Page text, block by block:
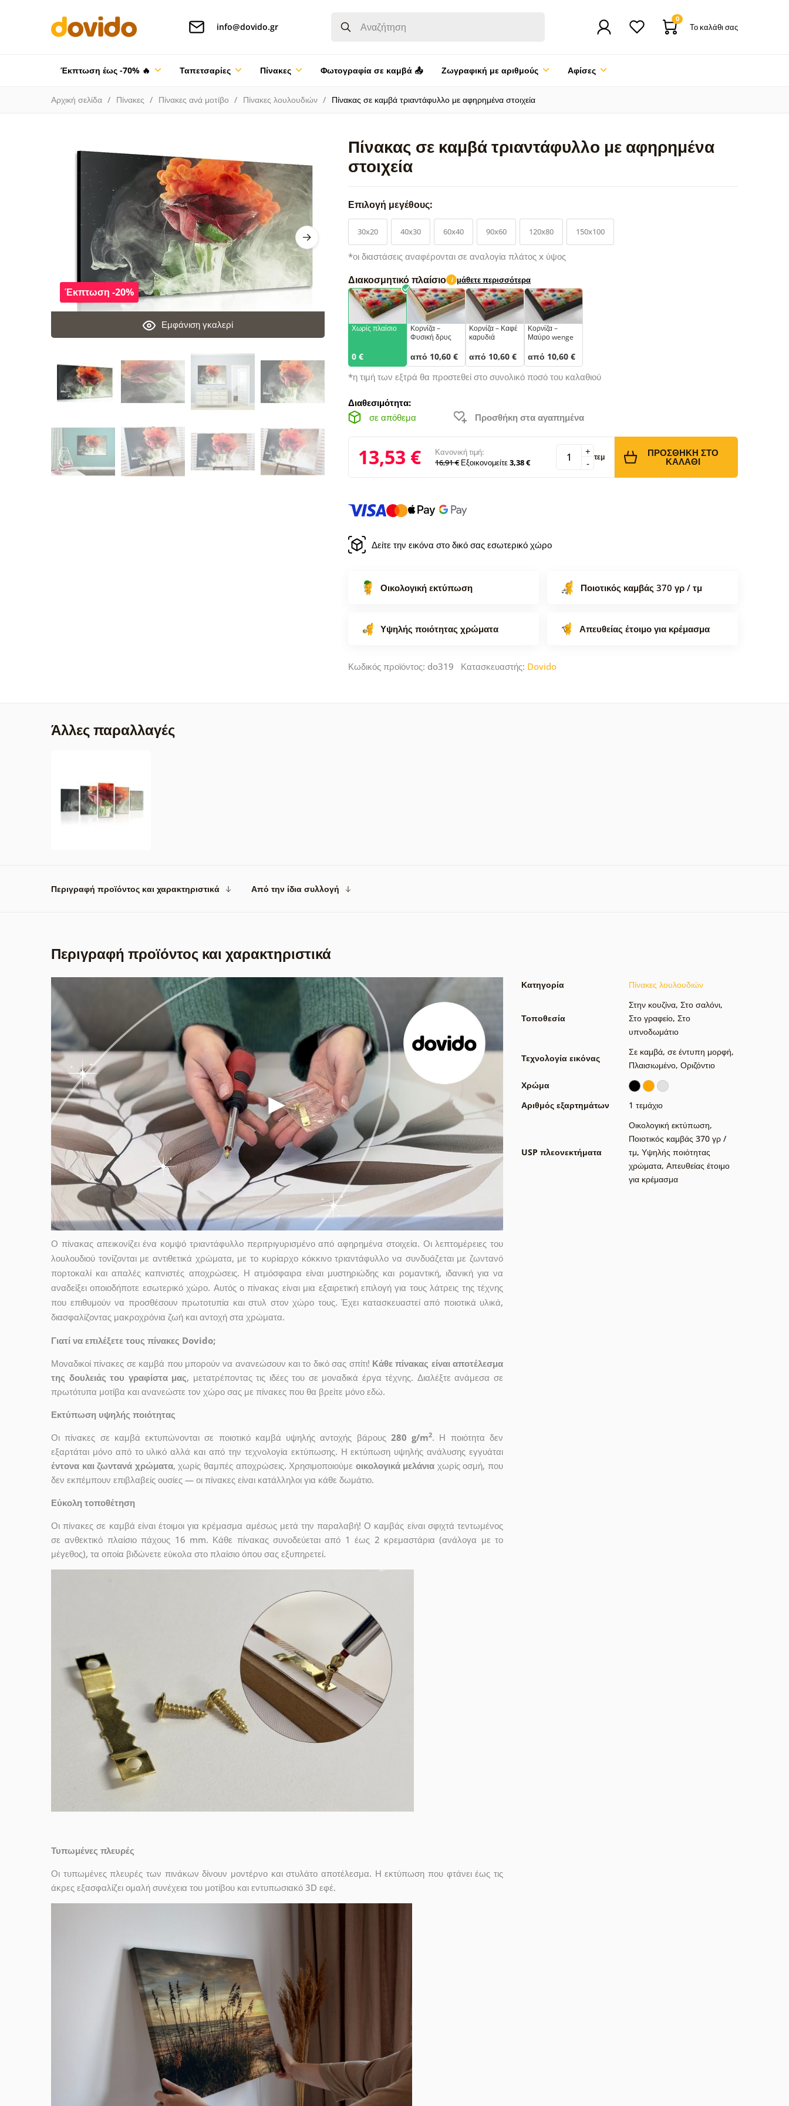
info@dovido.gr
0
Το καλάθι σας
Έκπτωση έως -70% 🔥 Ταπετσαρίες Πίνακες Φωτογραφία σε καμβά 📤 Ζωγραφική με αριθμούς Αφίσες
Αρχική σελίδα Πίνακες Πίνακες ανά μοτίβο Πίνακες λουλουδιών Πίνακας σε καμβά τριαντάφυλλο με αφηρημένα στοιχεία
Πίνακας σε καμβά τριαντάφυλλο με αφηρημένα
στοιχεία
Εμφάνιση γκαλερί
Έκπτωση -20%
Επιλογή μεγέθους:
30x20 40x30 60x40 90x60 120x80 150x100
*οι διαστάσεις αναφέρονται σε αναλογία πλάτος x ύψος
Διακοσμητικό πλαίσιο i μάθετε περισσότερα
Χωρίς πλαίσιο
0 €
Κορνίζα –
Φυσική δρυς
από 10,60 €
Κορνίζα – Καφέ
καρυδιά
από 10,60 €
Κορνίζα –
Μαύρο wenge
από 10,60 €
*η τιμή των εξτρά θα προστεθεί στο συνολικό ποσό του καλαθιού
Διαθεσιμότητα:
σε απόθεμα
Προσθήκη στα αγαπημένα
13,53 €
Κανονική τιμή:
16,91 € Εξοικονομείτε3,38 € -
+ τεμ ΠΡΟΣΘΉΚΗ ΣΤΟ
ΚΑΛΆΘΙ
Δείτε την εικόνα στο δικό σας εσωτερικό χώρο
Οικολογική εκτύπωση Ποιοτικός καμβάς 370 γρ / τμ
Υψηλής ποιότητας χρώματα Απευθείας έτοιμο για κρέμασμα
Κωδικός προϊόντος: do319 Κατασκευαστής: Dovido
Άλλες παραλλαγές
Περιγραφή προϊόντος και χαρακτηριστικά Από την ίδια συλλογή
Περιγραφή προϊόντος και χαρακτηριστικά
Ο πίνακας απεικονίζει ένα κομψό τριαντάφυλλο περιτριγυρισμένο από αφηρημένα στοιχεία. Οι λεπτομέρειες του
λουλουδιού τονίζονται με αντιθετικά χρώματα, με το κυρίαρχο κόκκινο τριαντάφυλλο να συνδυάζεται με ζωντανό
πορτοκαλί και απαλές καπνιστές αποχρώσεις. Η ατμόσφαιρα είναι μυστηριώδης και ρομαντική, ιδανική για να
αναδείξει οποιοδήποτε εσωτερικό χώρο. Αυτός ο πίνακας είναι μια εξαιρετική επιλογή για τους λάτρεις της τέχνης
που επιθυμούν να προσθέσουν πρωτοτυπία και στυλ στον χώρο τους. Έχει κατασκευαστεί από ποιοτικά υλικά,
διασφαλίζοντας μακροχρόνια ζωή και αντοχή στα χρώματα.
Γιατί να επιλέξετε τους πίνακες Dovido;
Μοναδικοί πίνακες σε καμβά που μπορούν να ανανεώσουν και το δικό σας σπίτι! Κάθε πίνακας είναι αποτέλεσμα
της δουλειάς του γραφίστα μας, μετατρέποντας τις ιδέες του σε μοναδικά έργα τέχνης. Διαλέξτε ανάμεσα σε
πρωτότυπα μοτίβα και ανανεώστε τον χώρο σας με πίνακες που θα βρείτε μόνο εδώ.
Εκτύπωση υψηλής ποιότητας
Οι πίνακες σε καμβά εκτυπώνονται σε ποιοτικό καμβά υψηλής αντοχής βάρους 280 g/m2. Η ποιότητα δεν
εξαρτάται μόνο από το υλικό αλλά και από την τεχνολογία εκτύπωσης. Η εκτύπωση υψηλής ανάλυσης εγγυάται
έντονα και ζωντανά χρώματα, χωρίς θαμπές αποχρώσεις. Χρησιμοποιούμε οικολογικά μελάνια χωρίς οσμή, που
δεν εκπέμπουν επιβλαβείς ουσίες — οι πίνακες είναι κατάλληλοι για κάθε δωμάτιο.
Εύκολη τοποθέτηση
Οι πίνακες σε καμβά είναι έτοιμοι για κρέμασμα αμέσως μετά την παραλαβή! Ο καμβάς είναι σφιχτά τεντωμένος
σε ανθεκτικό πλαίσιο πάχους 16 mm. Κάθε πίνακας συνοδεύεται από 1 έως 2 κρεμαστάρια (ανάλογα με το
μέγεθος), τα οποία βιδώνετε εύκολα στο πλαίσιο όπου σας εξυπηρετεί.
Τυπωμένες πλευρές
Οι τυπωμένες πλευρές των πινάκων δίνουν μοντέρνο και στυλάτο αποτέλεσμα. Η εκτύπωση που φτάνει έως τις
άκρες εξασφαλίζει ομαλή συνέχεια του μοτίβου και εντυπωσιακό 3D εφέ.
Κατηγορία Πίνακες λουλουδιών
Τοποθεσία
Στην κουζίνα, Στο σαλόνι,
Στο γραφείο, Στο
υπνοδωμάτιο
Τεχνολογία εικόνας
Σε καμβά, σε έντυπη μορφή,
Πλαισιωμένο, Οριζόντιο
Χρώμα
Αριθμός εξαρτημάτων
1 τεμάχιο
USP πλεονεκτήματα
Οικολογική εκτύπωση,
Ποιοτικός καμβάς 370 γρ /
τμ, Υψηλής ποιότητας
χρώματα, Απευθείας έτοιμο
για κρέμασμα